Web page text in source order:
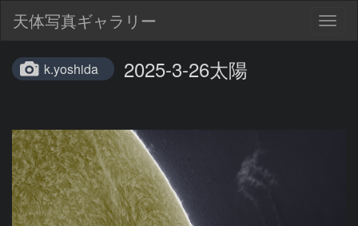
天体写真ギャラリー
k.yoshida 2025-3-26太陽